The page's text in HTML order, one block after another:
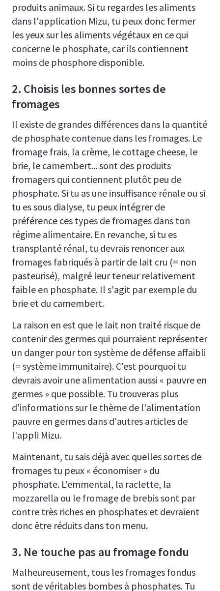
produits animaux. Si tu regardes les aliments
dans l'application Mizu, tu peux donc fermer
les yeux sur les aliments végétaux en ce qui
concerne le phosphate, car ils contiennent
moins de phosphore disponible.
2. Choisis les bonnes sortes de
fromages
Il existe de grandes différences dans la quantité
de phosphate contenue dans les fromages. Le
fromage frais, la crème, le cottage cheese, le
brie, le camembert... sont des produits
fromagers qui contiennent plutôt peu de
phosphate. Si tu as une insuffisance rénale ou si
tu es sous dialyse, tu peux intégrer de
préférence ces types de fromages dans ton
régime alimentaire. En revanche, si tu es
transplanté rénal, tu devrais renoncer aux
fromages fabriqués à partir de lait cru (= non
pasteurisé), malgré leur teneur relativement
faible en phosphate. Il s'agit par exemple du
brie et du camembert.
La raison en est que le lait non traité risque de
contenir des germes qui pourraient représenter
un danger pour ton système de défense affaibli
(= système immunitaire). C'est pourquoi tu
devrais avoir une alimentation aussi « pauvre en
germes » que possible. Tu trouveras plus
d'informations sur le thème de l'alimentation
pauvre en germes dans d'autres articles de
l'appli Mizu.
Maintenant, tu sais déjà avec quelles sortes de
fromages tu peux « économiser » du
phosphate. L'emmental, la raclette, la
mozzarella ou le fromage de brebis sont par
contre très riches en phosphates et devraient
donc être réduits dans ton menu.
3. Ne touche pas au fromage fondu
Malheureusement, tous les fromages fondus
sont de véritables bombes à phosphates. Tu